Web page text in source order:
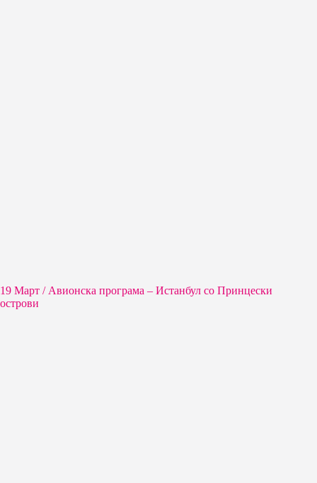
19 Март / Aвионска програма – Истанбул со Принцески
острови